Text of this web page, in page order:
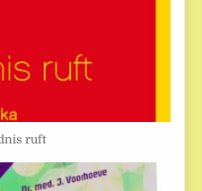
ruft